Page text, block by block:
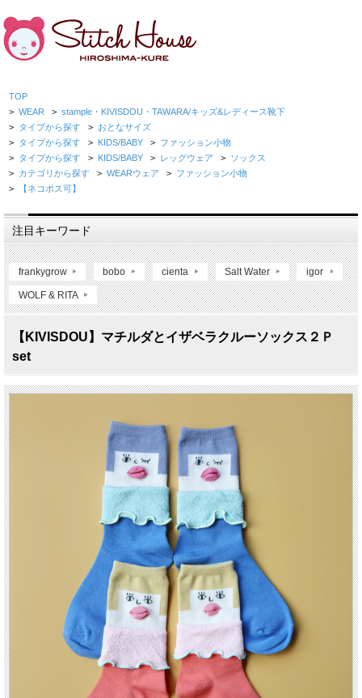
TOP
> WEAR > stample・KIVISDOU・TAWARA/キッズ&レディース靴下
> タイプから探す > おとなサイズ
> タイプから探す > KIDS/BABY > ファッション小物
> タイプから探す > KIDS/BABY > レッグウェア > ソックス
> カテゴリから探す > WEARウェア > ファッション小物
> 【ネコポス可】
注目キーワード
frankygrow bobo cienta Salt Water igor
WOLF & RITA
【KIVISDOU】マチルダとイザベラクルーソックス２Ｐ
set